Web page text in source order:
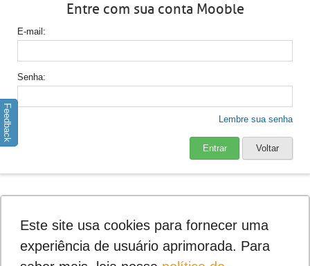
Entre com sua conta Mooble
E-mail
Senha
Lembre sua senha
Entrar Voltar
Feedback
Este site usa cookies para fornecer uma
experiência de usuário aprimorada. Para